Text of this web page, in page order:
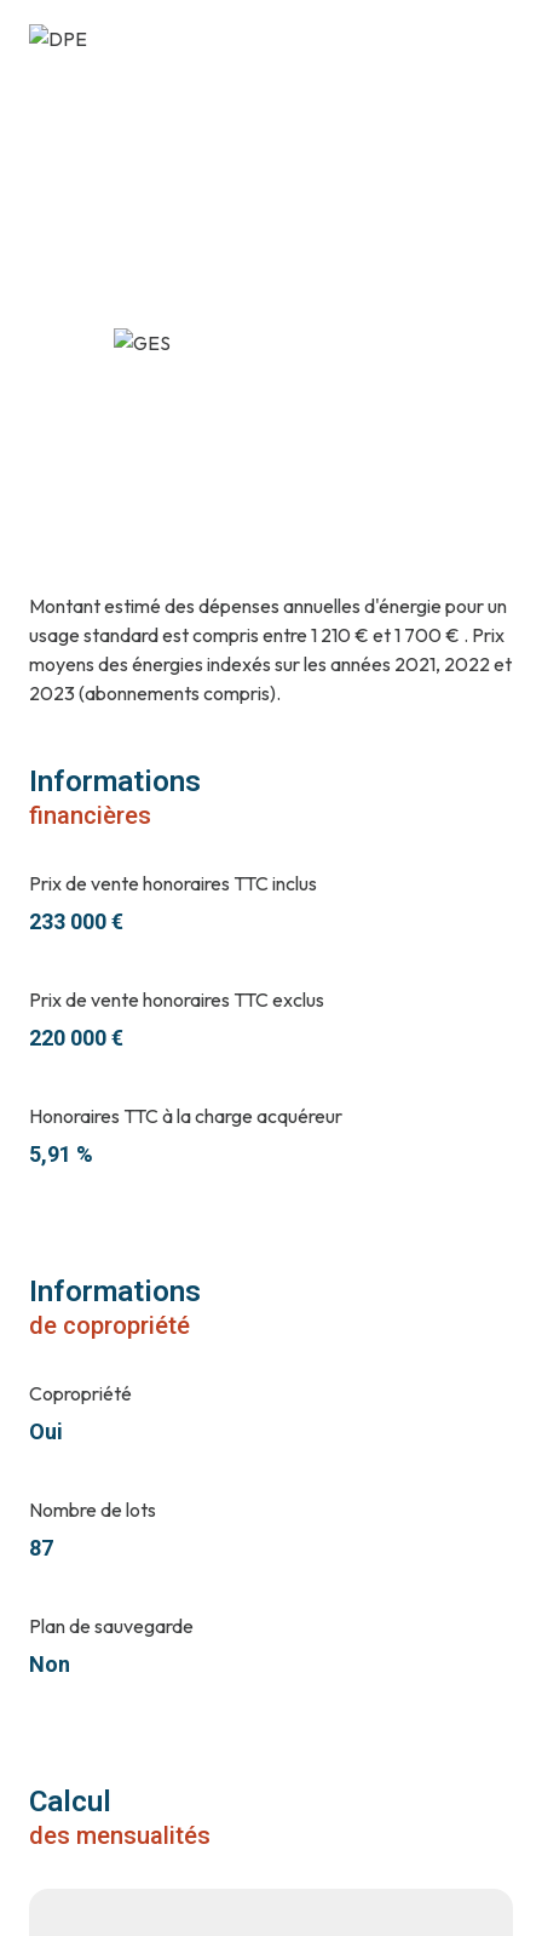
Montant estimé des dépenses annuelles d'énergie pour un
usage standard est compris entre 1 210 € et 1 700 € . Prix
moyens des énergies indexés sur les années 2021, 2022 et
2023 (abonnements compris).
Informations
financières
Prix de vente honoraires TTC inclus
233 000 €
Prix de vente honoraires TTC exclus
220 000 €
Honoraires TTC à la charge acquéreur
5,91 %
Informations
de copropriété
Copropriété
Oui
Nombre de lots
87
Plan de sauvegarde
Non
Calcul
des mensualités